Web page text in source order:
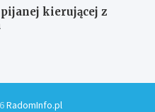
kierującej z
RadomInfo.pl